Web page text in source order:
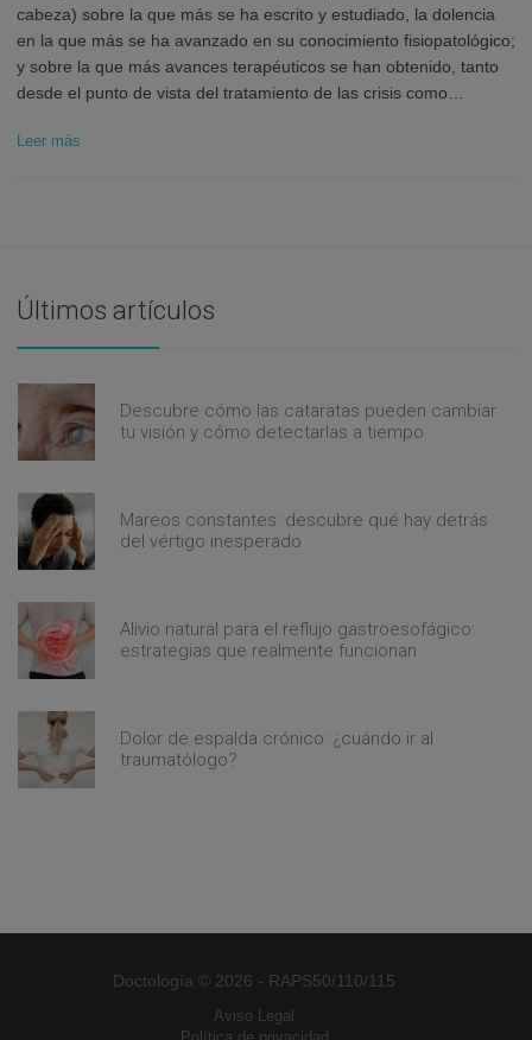
cabeza) sobre la que más se ha escrito y estudiado, la dolencia
en la que más se ha avanzado en su conocimiento fisiopatológico;
y sobre la que más avances terapéuticos se han obtenido, tanto
desde el punto de vista del tratamiento de las crisis como…
Leer más
Últimos artículos
Descubre cómo las cataratas pueden cambiar
tu visión y cómo detectarlas a tiempo
Mareos constantes: descubre qué hay detrás
del vértigo inesperado
Alivio natural para el reflujo gastroesofágico:
estrategias que realmente funcionan
Dolor de espalda crónico: ¿cuándo ir al
traumatólogo?
Doctología © 2026 - RAPS50/110/115
Aviso Legal
Política de privacidad